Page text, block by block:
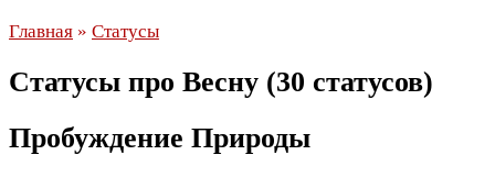
Главная » Статусы
Статусы про Весну (30 статусов)
Пробуждение Природы